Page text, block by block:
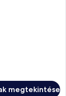
megtekintése